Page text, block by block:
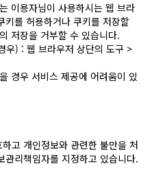
이용자님이 사용하시는 웹 브라
키를 허용하거나 쿠키를 저장할
저장을 거부할 수 있습니다.
우) : 웹 브라우저 상단의 도구 >
경우 서비스 제공에 어려움이 있
고 개인정보와 관련한 불만을 처
리책임자를 지정하고 있습니다.